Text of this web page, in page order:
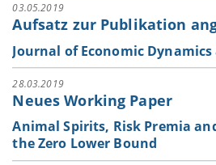
03.05.2019
Aufsatz zur Publikation
Journal of Economic
28.03.2019
Neues Working Paper
Animal Spirits, Risk Premia
the Zero Lower Bound